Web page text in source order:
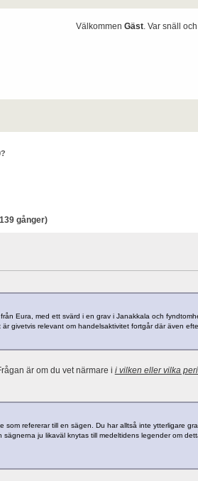
VälkommenGäst . Var snäll
gånger)
Eura, med ett svärd i en grav i Janakkala och
givetvis relevant om handelsaktivitet fortgår där även
är om du vet närmare i i vilken eller vilka
som refererar till en sägen. Du har alltså inte ytterligare
ju likaväl knytas till medeltidens legender om